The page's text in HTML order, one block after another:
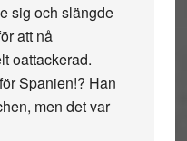
sig och slängde
att nå
oattackerad.
Spanien!? Han
men det var